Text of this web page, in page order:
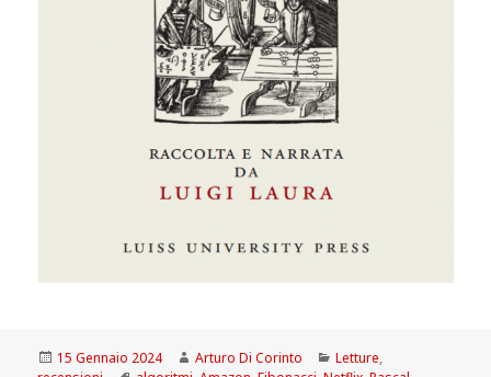
Scritto
15 Gennaio 2024 Autore
Arturo Di Corinto Categorie
Letture,